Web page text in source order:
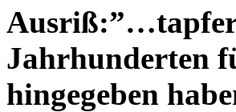
Ausriß:”…tapfer
Jahrhunderten
hingegeben